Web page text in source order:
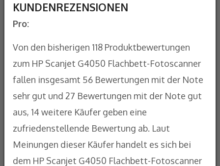
KUNDENREZENSIONEN
Pro:
Von den bisherigen 118 Produktbewertungen
zum HP Scanjet G4050 Flachbett-Fotoscanner
fallen insgesamt 56 Bewertungen mit der Note
sehr gut und 27 Bewertungen mit der Note gut
aus, 14 weitere Käufer geben eine
zufriedenstellende Bewertung ab. Laut
Meinungen dieser Käufer handelt es sich bei
dem HP Scanjet G4050 Flachbett-Fotoscanner